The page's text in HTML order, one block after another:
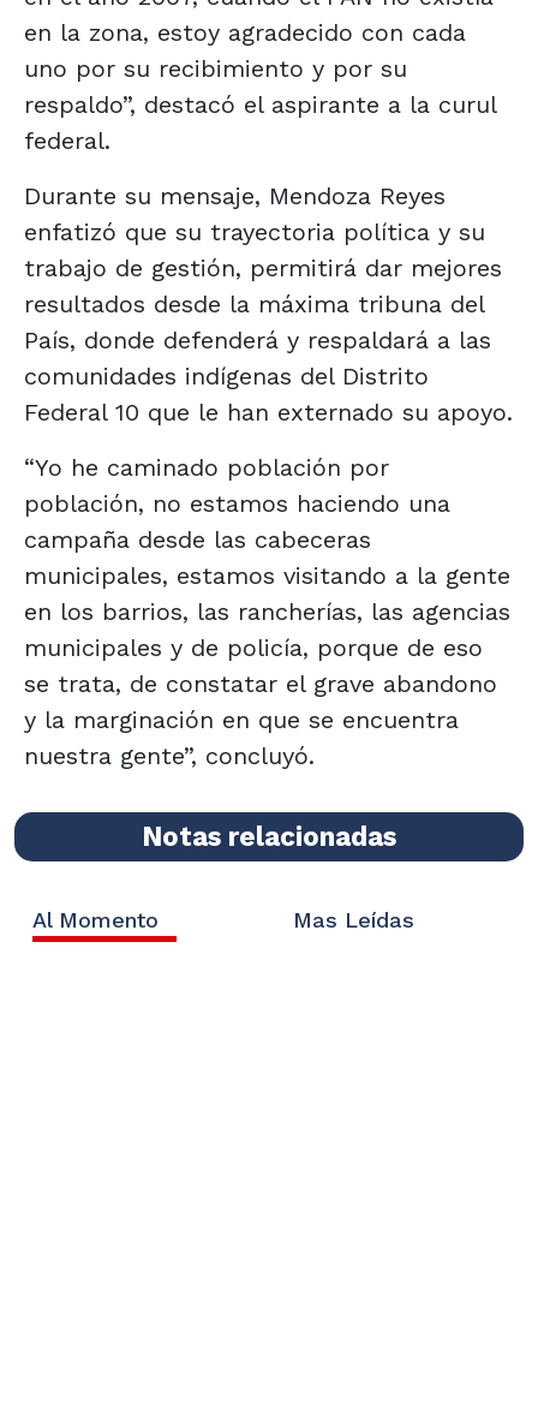
en la zona, estoy agradecido con cada
uno por su recibimiento y por su
respaldo”, destacó el aspirante a la curul
federal.
Durante su mensaje, Mendoza Reyes
enfatizó que su trayectoria política y su
trabajo de gestión, permitirá dar mejores
resultados desde la máxima tribuna del
País, donde defenderá y respaldará a las
comunidades indígenas del Distrito
Federal 10 que le han externado su apoyo.
“Yo he caminado población por
población, no estamos haciendo una
campaña desde las cabeceras
municipales, estamos visitando a la gente
en los barrios, las rancherías, las agencias
municipales y de policía, porque de eso
se trata, de constatar el grave abandono
y la marginación en que se encuentra
nuestra gente”, concluyó.
Notas relacionadas
Al Momento Mas Leídas